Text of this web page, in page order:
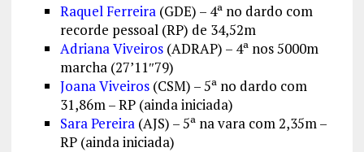
Raquel Ferreira(GDE) – 4ª no dardo com
recorde pessoal (RP) de 34,52m
Adriana Viveiros(ADRAP) – 4ª nos 5000m
marcha (27’11″79)
Joana Viveiros(CSM) – 5ª no dardo com
31,86m – RP (ainda iniciada)
Sara Pereira(AJS) – 5ª na vara com 2,35m –
RP (ainda iniciada)